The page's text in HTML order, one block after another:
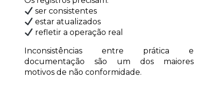
ser consistentes
estar atualizados
refletir a operação real
Inconsistências entre prática e
documentação são um dos maiores
motivos de não conformidade.